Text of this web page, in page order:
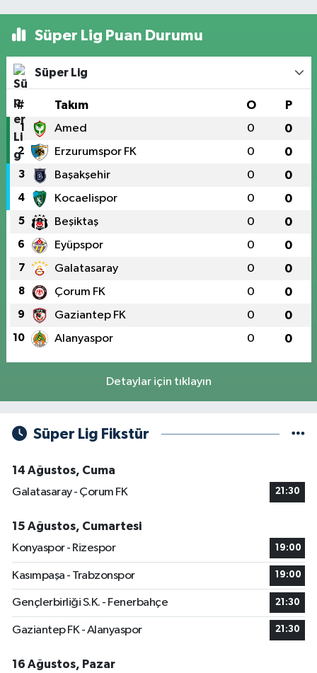
Süper Lig Puan Durumu
Süper Lig
# Takım O P
1 Amed 0 0
2 Erzurumspor FK 0 0
3 Başakşehir 0 0
4 Kocaelispor 0 0
5 Beşiktaş 0 0
6 Eyüpspor 0 0
7 Galatasaray 0 0
8 Çorum FK 0 0
9 Gaziantep FK 0 0
10 Alanyaspor 0 0
Detaylar için tıklayın
Süper Lig Fikstür
14 Ağustos, Cuma
Galatasaray - Çorum FK
21:30
15 Ağustos, Cumartesi
Konyaspor - Rizespor
19:00
Kasımpaşa - Trabzonspor 19:00
Gençlerbirliği S.K. - Fenerbahçe 21:30
Gaziantep FK - Alanyaspor 21:30
16 Ağustos, Pazar